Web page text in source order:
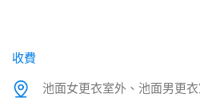
收費
池面女更衣室外、池面男更